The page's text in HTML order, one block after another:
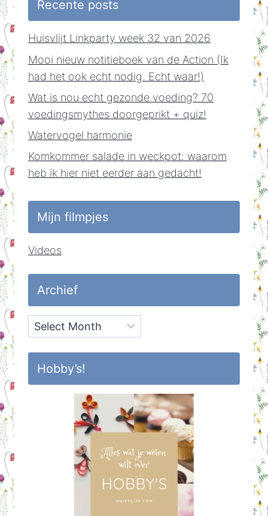
Recente posts
Huisvlijt Linkparty week 32 van 2026
Mooi nieuw notitieboek van de Action (Ik
had het ook echt nodig. Echt waar!)
Wat is nou echt gezonde voeding? 70
voedingsmythes doorgeprikt + quiz!
Watervogel harmonie
Komkommer salade in weckpot: waarom
heb ik hier niet eerder aan gedacht!
Mijn filmpjes
Videos
Archief
Archief
Hobby’s!